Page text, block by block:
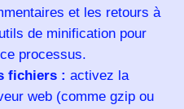
et les retours à
de minification pour
processus.
fichiers : activez la
web (comme gzip ou